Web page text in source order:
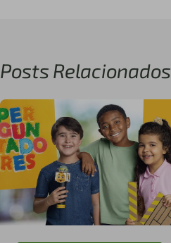
Posts Relacionados